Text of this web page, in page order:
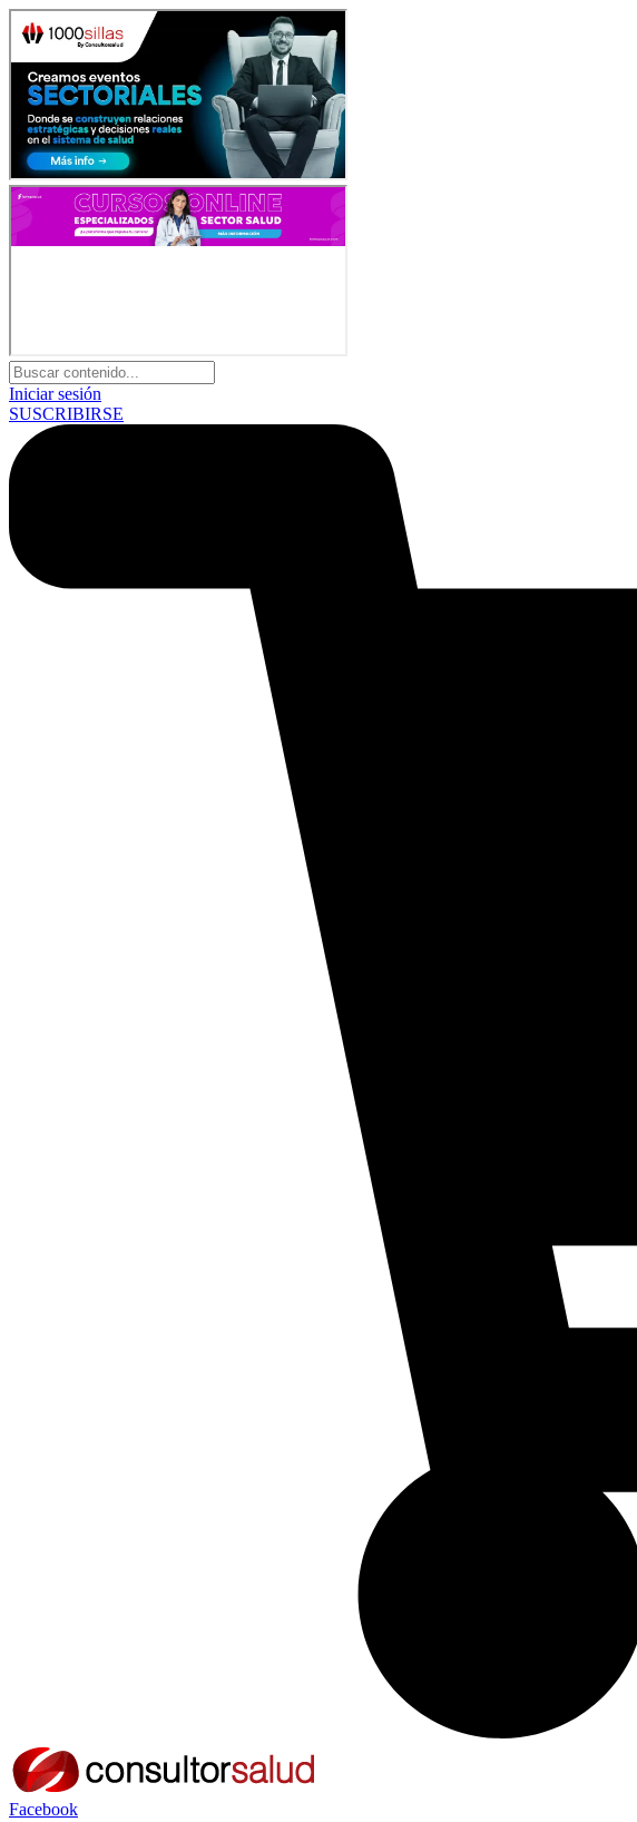
Iniciar sesión
SUSCRIBIRSE
Facebook